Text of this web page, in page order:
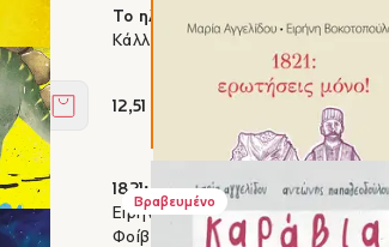
Στο καλάθι
Το ηλιακό μας σύστημα
Κάλλια Σπανουδάκη, Χρήστος
12,51 €
Βραβευμένο
1821: ερωτήσεις μόνο!
Ειρήνη Βοκοτοπούλου, Μαρία
Φοίβος Χαλκιόπουλος